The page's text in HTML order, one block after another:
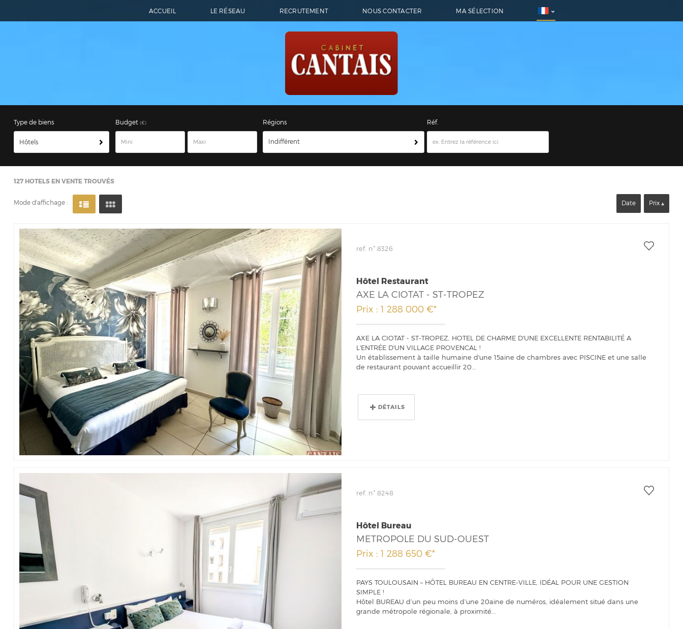
ACCUEIL LE RÉSEAU RECRUTEMENT NOUS CONTACTER MA SÉLECTION
Type de biens
Hôtels
Budget (€) Régions
Indifférent
Réf.
127 HOTELS EN VENTE TROUVÉS
Mode d'affichage : Date Prix
ref. n° 8326
Hôtel Restaurant
AXE LA CIOTAT - ST-TROPEZ
Prix : 1 288 000 €*
AXE LA CIOTAT - ST-TROPEZ, HOTEL DE CHARME D'UNE EXCELLENTE RENTABILITÉ A
L'ENTRÉE D'UN VILLAGE PROVENCAL !
Un établissement à taille humaine d'une 15aine de chambres avec PISCINE et une salle
de restaurant pouvant accueillir 20...
DÉTAILS
ref. n° 8248
Hôtel Bureau
MÉTROPOLE DU SUD-OUEST
Prix : 1 288 650 €*
PAYS TOULOUSAIN – HÔTEL BUREAU EN CENTRE-VILLE, IDÉAL POUR UNE GESTION
SIMPLE !
Hôtel BUREAU d’un peu moins d’une 20aine de numéros, idéalement situé dans une
grande métropole régionale, à proximité...